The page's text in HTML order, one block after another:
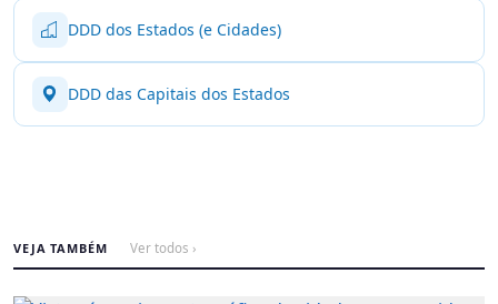
DDD dos Estados (e Cidades)
DDD das Capitais dos Estados
VEJA TAMBÉM Ver todos ›